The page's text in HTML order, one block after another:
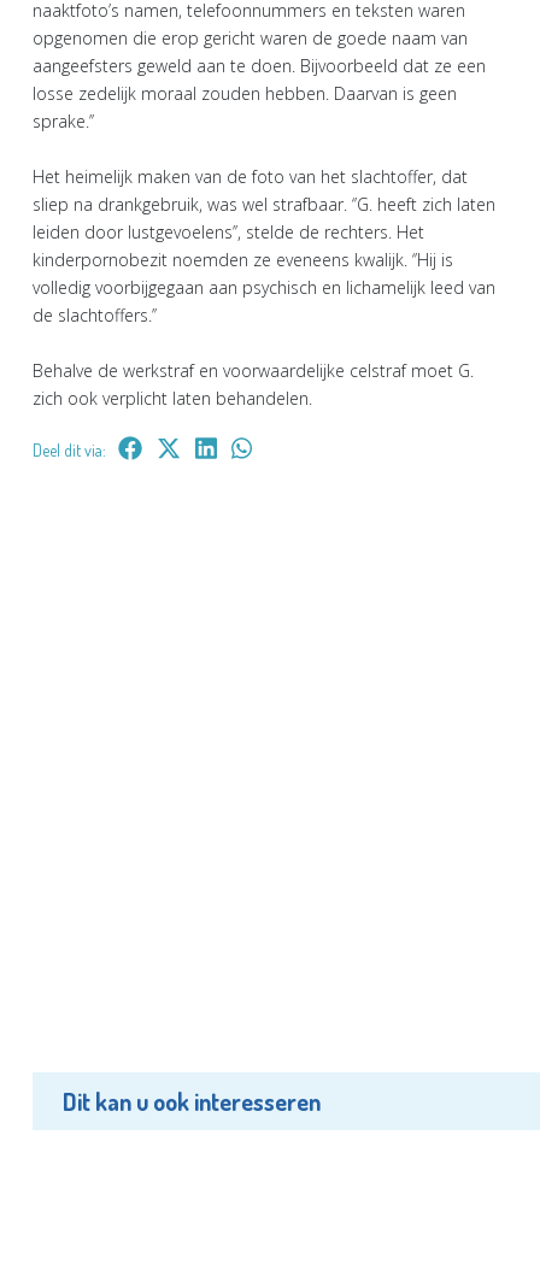
naaktfoto’s namen, telefoonnummers en teksten waren
opgenomen die erop gericht waren de goede naam van
aangeefsters geweld aan te doen. Bijvoorbeeld dat ze een
losse zedelijk moraal zouden hebben. Daarvan is geen
sprake.’’
Het heimelijk maken van de foto van het slachtoffer, dat
sliep na drankgebruik, was wel strafbaar. ‘’G. heeft zich laten
leiden door lustgevoelens’’, stelde de rechters. Het
kinderpornobezit noemden ze eveneens kwalijk. ‘’Hij is
volledig voorbijgegaan aan psychisch en lichamelijk leed van
de slachtoffers.’’
Behalve de werkstraf en voorwaardelijke celstraf moet G.
zich ook verplicht laten behandelen.
Deel dit via:
Dit kan u ook interesseren